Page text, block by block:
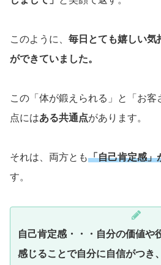
このように、 毎日とても嬉しい気
ができていました。
この「体が鍛えられる」と「お客
点にはある共通点があります。
それは、両方とも「自己肯定感」
す。
自己肯定感・・・自分の価値や
感じることで自分に自信がつき